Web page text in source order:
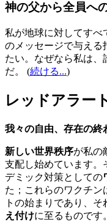
神の父から全員へ
私が地球に対してすべ
のメッセージで与える
たい。なぜなら私は、
だ。
(続ける...)
レッドアラー
我々の自由、存在の終
新しい世界秩序が私の
支配し始めています。
デミック対策としての
た；これらのワクチン
トの始まりであり、そ
え付けに至るものです